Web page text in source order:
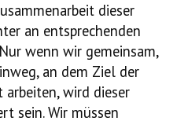
dieser
an entsprechenden
wenn wir gemeinsam,
an dem Ziel der
wird dieser
sein. Wir müssen